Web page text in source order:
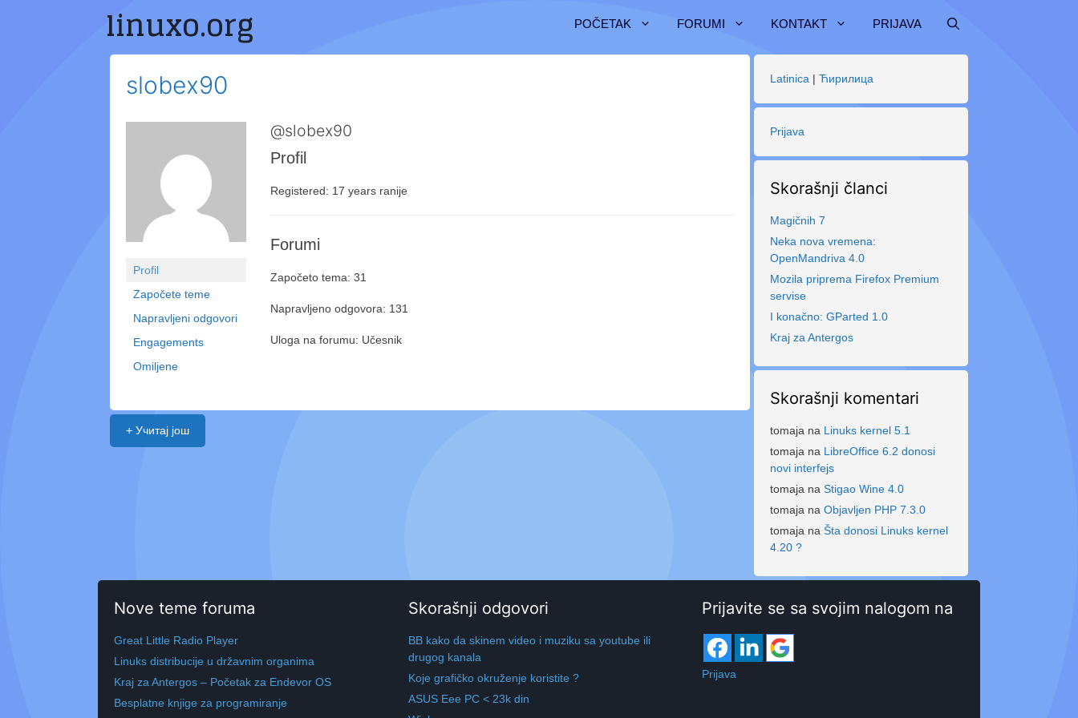
linuxo.org POČETAK FORUMI KONTAKT PRIJAVA
slobex90
Profil
Započete teme
Napravljeni odgovori
Engagements
Omiljene
@slobex90
Profil
Registered: 17 years ranije
Forumi
Započeto tema: 31
Napravljeno odgovora: 131
Uloga na forumu: Učesnik
+ Учитај још
Latinica | Ћирилица
Prijava
Skorašnji članci
Magičnih 7
Neka nova vremena:
OpenMandriva 4.0
Mozila priprema Firefox Premium
servise
I konačno: GParted 1.0
Kraj za Antergos
Skorašnji komentari
tomaja na Linuks kernel 5.1
tomaja na LibreOffice 6.2 donosi
novi interfejs
tomaja na Stigao Wine 4.0
tomaja na Objavljen PHP 7.3.0
tomaja na Šta donosi Linuks kernel
4.20 ?
Nove teme foruma
Great Little Radio Player
Linuks distribucije u državnim organima
Kraj za Antergos – Početak za Endevor OS
Besplatne knjige za programiranje
Skorašnji odgovori
BB kako da skinem video i muziku sa youtube ili
drugog kanala
Koje grafičko okruženje koristite ?
ASUS Eee PC < 23k din
Prijavite se sa svojim nalogom na
Prijava